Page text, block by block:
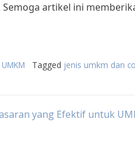
Semoga artikel ini
Tagged jenis umkm dan
yang Efektif untuk